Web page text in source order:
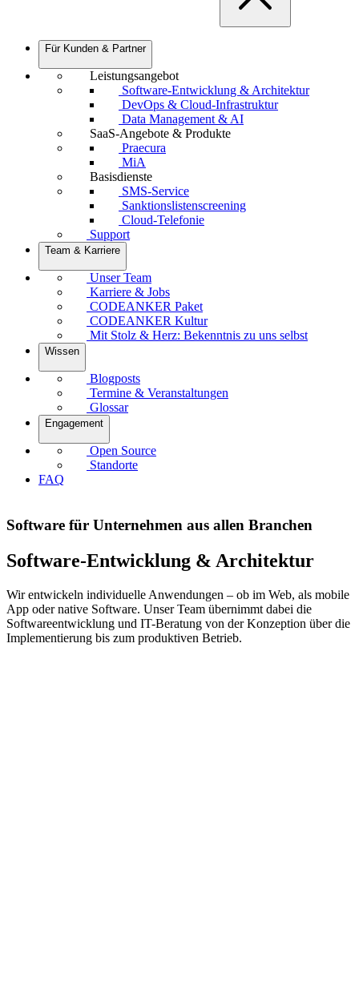
Für Kunden & Partner
Leistungsangebot
Software-Entwicklung & Architektur
DevOps & Cloud-Infrastruktur
Data Management & AI
SaaS-Angebote & Produkte
Praecura
MiA
Basisdienste
SMS-Service
Sanktionslistenscreening
Cloud-Telefonie
Support
Team & Karriere
Unser Team
Karriere & Jobs
CODEANKER Paket
CODEANKER Kultur
Mit Stolz & Herz: Bekenntnis zu uns selbst
Wissen
Blogposts
Termine & Veranstaltungen
Glossar
Engagement
Open Source
Standorte
FAQ
Software für Unternehmen aus allen Branchen
Software-Entwicklung & Architektur
Wir entwickeln individuelle Anwendungen – ob im Web, als mobile
App oder native Software. Unser Team übernimmt dabei die
Softwareentwicklung und IT-Beratung von der Konzeption über die
Implementierung bis zum produktiven Betrieb.